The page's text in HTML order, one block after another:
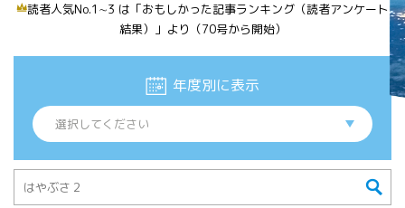
した教育実
践例
体験的学
習機会の
提供（国
際）
ジア太平洋
読者人気No.1∼3 は「おもしかった記事ランキング（読者アンケート
結果）」より（70号から開始）
年度別に表示